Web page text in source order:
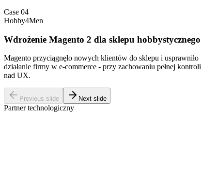
Case 04
Hobby4Men
Wdrożenie Magento 2 dla sklepu hobbystycznego
Magento przyciągnęło nowych klientów do sklepu i usprawniło
działanie firmy w e-commerce - przy zachowaniu pełnej kontroli
nad UX.
Previous slide Next slide
Partner technologiczny